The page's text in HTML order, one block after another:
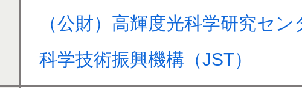
（公財）高輝度光科学研究セン
科学技術振興機構（JST）